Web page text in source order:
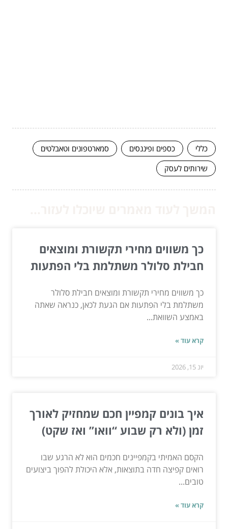
כללי כספים ופיננסים
סמארטפונים וטאבלטים
שירותים לעסק
כך משווים מחירי תקשורת ומוצאים
חבילת סלולר משתלמת בלי הפתעות
כך משווים מחירי תקשורת ומוצאים חבילת סלולר
משתלמת בלי הפתעות אם הגעת לכאן, כנראה שאתה
באמצע השוואת...
קרא עוד »
יונ 15, 2026
איך בונים קמפיין חכם שמחזיק לאורך
זמן (ולא רק שבוע “וואו” ואז שקט)
הקסם האמיתי בקמפיינים חכמים הוא לא הרגע שבו
רואים קפיצה חדה בתוצאות, אלא היכולת להפוך ביצועים
טובים...
קרא עוד »